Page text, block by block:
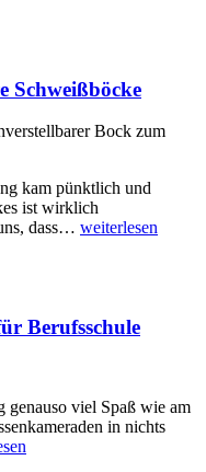
Schweißböcke
kam pünktlich und
ist wirklich
dass… weiterlesen
Berufsschule
viel Spaß wie am
in nichts